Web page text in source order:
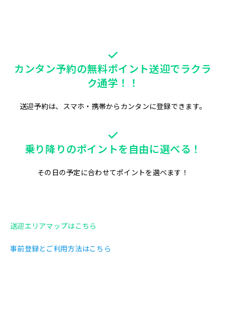
カンタン予約の無料ポイント送迎でラクラ
ク通学！！
送迎予約は、スマホ・携帯からカンタンに登録できます。
乗り降りのポイントを自由に選べる！
その日の予定に合わせてポイントを選べます！
送迎エリアマップはこちら
事前登録とご利用方法はこちら